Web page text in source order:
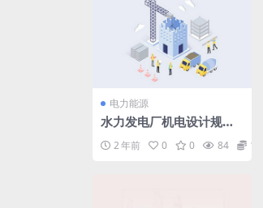
电力能源
水力发电厂机电设计规范
pdf2 年前 0 0 84 1.98